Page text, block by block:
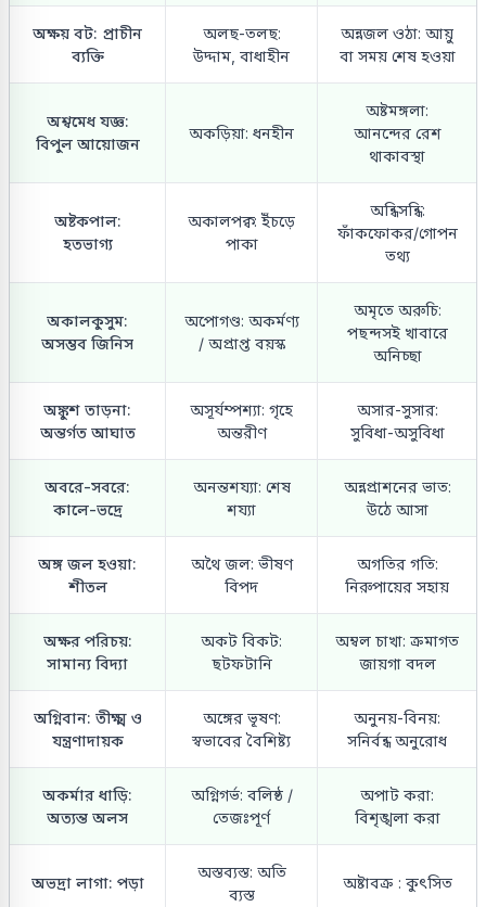
অক্ষয় বট: প্রাচীন
ব্যক্তি
অলছ-তলছ:
উদ্দাম, বাধাহীন
অন্নজল ওঠা: আয়ু
বা সময় শেষ হওয়া
অশ্বমেধ যজ্ঞ:
বিপুল আয়োজন
অকড়িয়া: ধনহীন
অষ্টমঙ্গলা:
আনন্দের রেশ
থাকাবস্থা
অষ্টকপাল:
হতভাগ্য
অকালপক্ব: ইঁচড়ে
পাকা
অন্ধিসন্ধি:
ফাঁকফোকর/গোপন
তথ্য
অকালকুসুম:
অসম্ভব জিনিস
অপোগণ্ড: অকর্মণ্য
/ অপ্রাপ্ত বয়স্ক
অমৃতে অরুচি:
পছন্দসই খাবারে
অনিচ্ছা
অঙ্কুশ তাড়না:
অন্তর্গত আঘাত
অসূর্যম্পশ্যা: গৃহে
অন্তরীণ
অসার-সুসার:
সুবিধা-অসুবিধা
অবরে-সবরে:
কালে-ভদ্রে
অনন্তশয্যা: শেষ
শয্যা
অন্নপ্রাশনের ভাত:
উঠে আসা
অঙ্গ জল হওয়া:
শীতল
অথৈ জল: ভীষণ
বিপদ
অগতির গতি:
নিরুপায়ের সহায়
অক্ষর পরিচয়:
সামান্য বিদ্যা
অকট বিকট:
ছটফটানি
অম্বল চাখা: ক্রমাগত
জায়গা বদল
অগ্নিবান: তীক্ষ্ম ও
যন্ত্রণাদায়ক
অঙ্গের ভূষণ:
স্বভাবের বৈশিষ্ট্য
অনুনয়-বিনয়:
সনির্বন্ধ অনুরোধ
অকর্মার ধাড়ি:
অত্যন্ত অলস
অগ্নিগর্ভ: বলিষ্ঠ /
তেজঃপূর্ণ
অপাট করা:
বিশৃঙ্খলা করা
অভদ্রা লাগা: পড়া
অস্তব্যস্ত: অতি
ব্যস্ত
অষ্টাবক্র : কুৎসিত